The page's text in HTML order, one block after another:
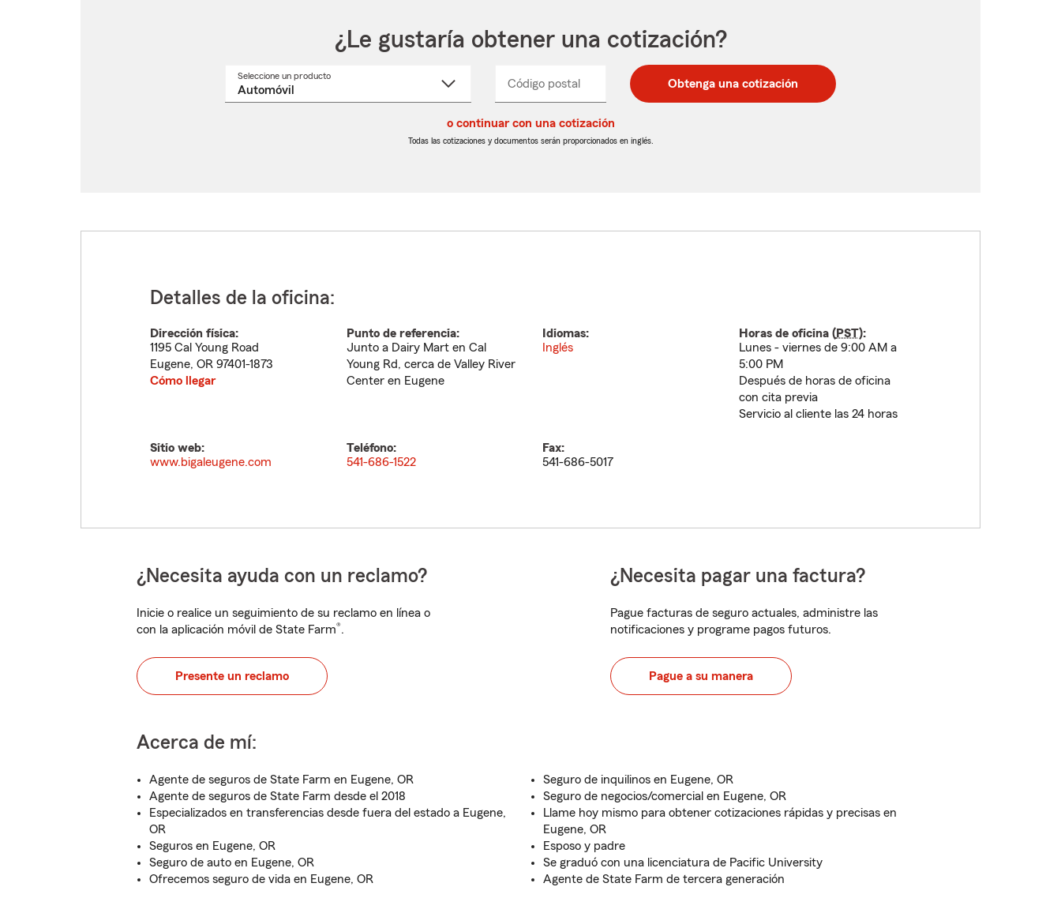
¿Le gustaría obtener una cotización?
Seleccione un productoSeleccione
Código postal
postal
de
postal
de
_____ Obtenga una cotización
o continuar con una cotización
Todas las cotizaciones y documentos serán proporcionados en inglés.
Detalles de la oficina:
Dirección física:
1195 Cal Young Road
Eugene, OR 97401-1873
Cómo llegar
Punto de referencia:
Junto a Dairy Mart en Cal
Young Rd, cerca de Valley River
Center en Eugene
Idiomas:
Inglés
Horas de oficina (PST):
Lunes - viernes de 9:00 AM a
5:00 PM
Después de horas de oficina
con cita previa
Servicio al cliente las 24 horas
Sitio web:
www.bigaleugene.com
Teléfono:
541-686-1522
Fax:
541-686-5017
¿Necesita ayuda con un reclamo?
Inicie o realice un seguimiento de su reclamo en línea o
con la aplicación móvil de State Farm®.
Presente un reclamo
¿Necesita pagar una factura?
Pague facturas de seguro actuales, administre las
notificaciones y programe pagos futuros.
Pague a su manera
Acerca de mí:
Agente de seguros de State Farm en Eugene, OR
Agente de seguros de State Farm desde el 2018
Especializados en transferencias desde fuera del estado a Eugene,
OR
Seguros en Eugene, OR
Seguro de auto en Eugene, OR
Ofrecemos seguro de vida en Eugene, OR
Seguro de inquilinos en Eugene, OR
Seguro de negocios/comercial en Eugene, OR
Llame hoy mismo para obtener cotizaciones rápidas y precisas en
Eugene, OR
Esposo y padre
Se graduó con una licenciatura de Pacific University
Agente de State Farm de tercera generación